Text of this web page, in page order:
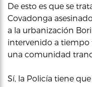
De esto es que se
Covadonga
a la urbanización
intervenido a tiempo
una comunidad
Sí, la Policía tiene